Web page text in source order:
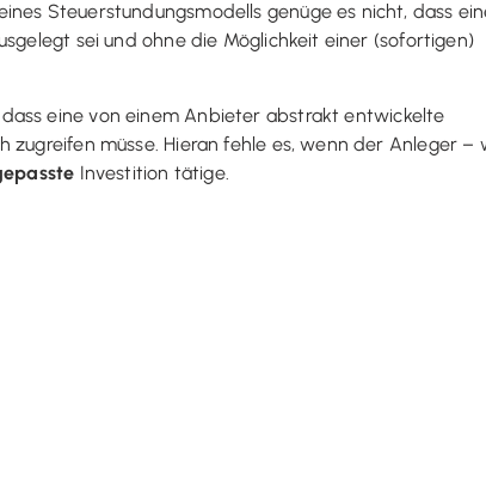
Steuerstundungsmodells genüge es nicht, dass
sei und ohne die Möglichkeit einer (sofortigen)
eine von einem Anbieter abstrakt entwickelte
müsse. Hieran fehle es, wenn der Anleger –
Investition tätige.